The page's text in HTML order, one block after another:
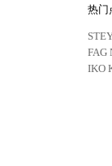
热门
FAG
IKO